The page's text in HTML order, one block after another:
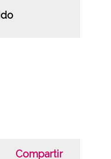
Imagen Final:
31 -
Compartir